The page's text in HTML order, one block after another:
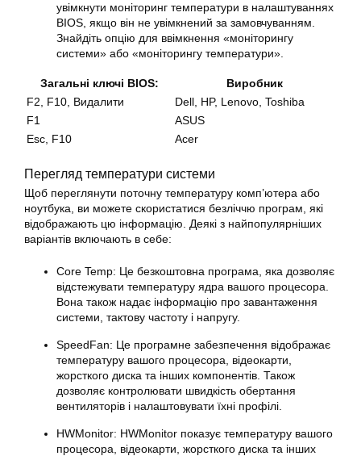
увімкнути моніторинг температури в налаштуваннях
BIOS, якщо він не увімкнений за замовчуванням.
Знайдіть опцію для ввімкнення «моніторингу
системи» або «моніторингу температури».
Загальні ключі BIOS:
Виробник
F2, F10, Видалити
Dell, HP, Lenovo, Toshiba
F1
ASUS
Esc, F10
Acer
Перегляд температури системи
Щоб переглянути поточну температуру комп’ютера або
ноутбука, ви можете скористатися безліччю програм, які
відображають цю інформацію. Деякі з найпопулярніших
варіантів включають в себе:
Core Temp: Це безкоштовна програма, яка дозволяє
відстежувати температуру ядра вашого процесора.
Вона також надає інформацію про завантаження
системи, тактову частоту і напругу.
SpeedFan: Це програмне забезпечення відображає
температуру вашого процесора, відеокарти,
жорсткого диска та інших компонентів. Також
дозволяє контролювати швидкість обертання
вентиляторів і налаштовувати їхні профілі.
HWMonitor: HWMonitor показує температуру вашого
процесора, відеокарти, жорсткого диска та інших